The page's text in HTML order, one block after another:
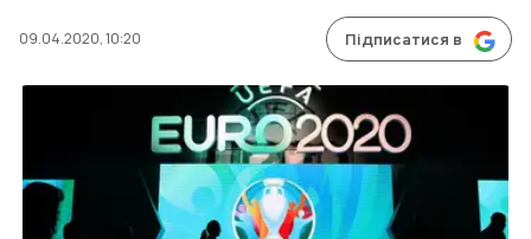
09.04.2020, 10:20 Підписатися в